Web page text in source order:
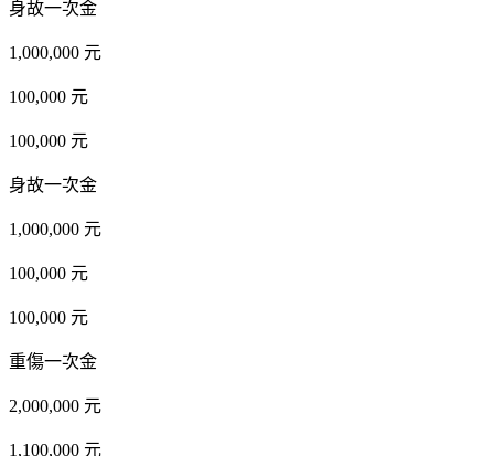
身故一次金
1,000,000 元
100,000 元
100,000 元
身故一次金
1,000,000 元
100,000 元
100,000 元
重傷一次金
2,000,000 元
1,100,000 元